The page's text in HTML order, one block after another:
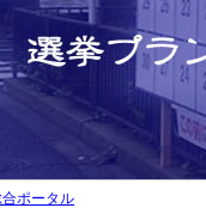
ポータル